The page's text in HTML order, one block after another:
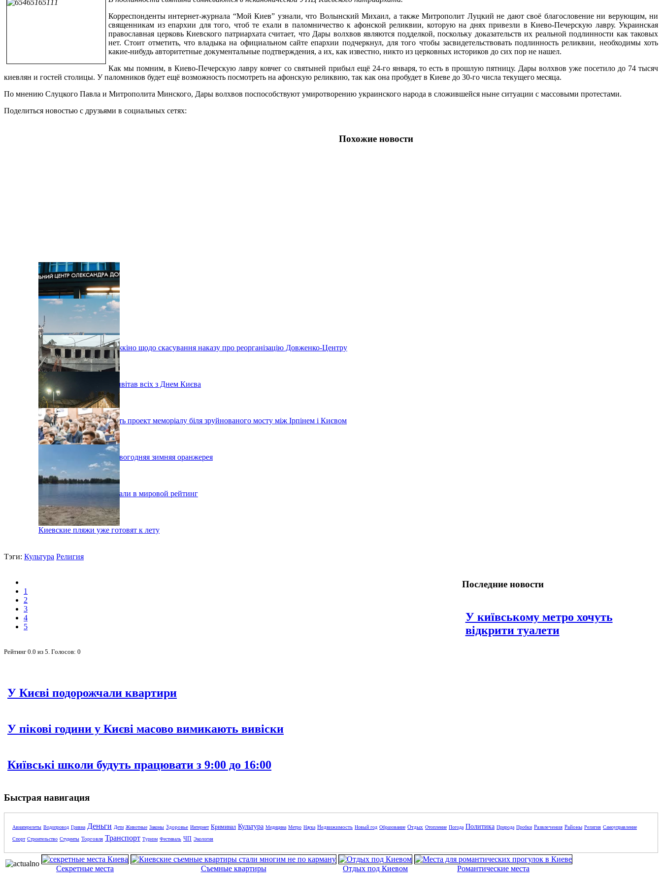
Корреспонденты интернет-журнала “Мой Киев” узнали, что Волынский Михаил, а также Митрополит Луцкий не дают своё благословение ни верующим, ни
священникам из епархии для того, чтоб те ехали в паломничество к афонской реликвии, которую на днях привезли в Киево-Печерскую лавру. Украинская
православная церковь Киевского патриархата считает, что Дары волхвов являются подделкой, поскольку доказательств их реальной подлинности как таковых
нет. Стоит отметить, что владыка на официальном сайте епархии подчеркнул, для того чтобы засвидетельствовать подлинность реликвии, необходимы хоть
какие-нибудь авторитетные документальные подтверждения, а их, как известно, никто из церковных историков до сих пор не нашел.
Как мы помним, в Киево-Печерскую лавру ковчег со святыней прибыл ещё 24-го января, то есть в прошлую пятницу. Дары волхвов уже посетило до 74 тысяч
киевлян и гостей столицы. У паломников будет ещё возможность посмотреть на афонскую реликвию, так как она пробудет в Киеве до 30-го числа текущего месяца.
По мнению Слуцкого Павла и Митрополита Минского, Дары волхвов поспособствуют умиротворению украинского народа в сложившейся ныне ситуации с массовыми протестами.
Поделиться новостью с друзьями в социальных сетях:
Похожие новости
Рада звернулася до Держкіно щодо скасування наказу про реорганізацію Довженко-Центру
Мер Віталій Кличко привітав всіх з Днем Києва
Архітектори розробляють проект меморіалу біля зруйнованого мосту між Ірпінем і Києвом
На ВДНХ открылась новогодняя зимняя оранжерея
Два киевских ВУЗа попали в мировой рейтинг
Киевские пляжи уже готовят к лету
Тэги: Культура Религия
1
2
3
4
5
Рейтинг 0.0 из 5 . Голосов: 0
Последние новости
У київському метро хочуть
відкрити туалети
У Києві подорожчали квартири
У пікові години у Києві масово вимикають вивіски
Київські школи будуть працювати з 9:00 до 16:00
Быстрая навигация
Авиаперелеты Водопровод Гривна Деньги Дети Животные Законы Здоровье Интернет Криминал Культура Медицина Метро Наука Недвижимость Новый год Образование Отдых Отопление Погода Политика Природа Пробки Развлечения Районы Религия Самоуправление
Спорт Строительство Студенты Торговля Транспорт Туризм Фестиваль ЧП Экология
Секретные места Съемные квартиры Отдых под Киевом Романтические места